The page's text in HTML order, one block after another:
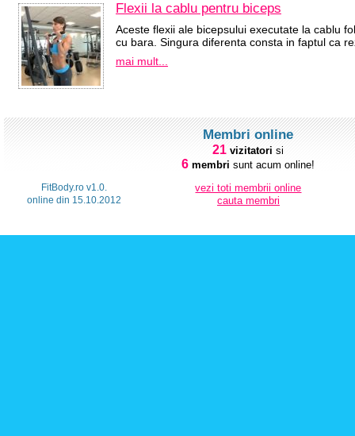
Flexii la cablu pentru biceps
Aceste flexii ale bicepsului executate la cablu
cu bara. Singura diferenta consta in faptul ca
mai mult...
FitBody.ro v1.0.
online din 15.10.2012
Membri online
21 vizitatori si
6 membri sunt acum online!
vezi toti membrii online
cauta membri